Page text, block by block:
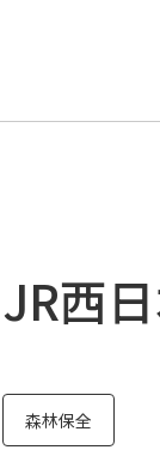
JR西
森林保全